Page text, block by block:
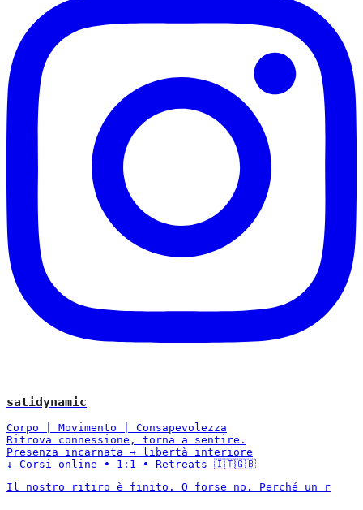
satidynamic
Corpo | Movimento | Consapevolezza
Ritrova connessione, torna a sentire.
Presenza incarnata → libertà interiore
↓ Corsi online • 1:1 • Retreats 🇮🇹🇬🇧
Il nostro ritiro è finito. O forse no. Perché un r